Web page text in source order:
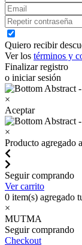
Quiero recibir
Ver los términos y
Finalizar registro
o iniciar sesión
×
Aceptar
×
Producto agregado
Seguir comprando
Ver carrito
0 item(s) agregado
×
MUTMA
Seguir comprando
Checkout